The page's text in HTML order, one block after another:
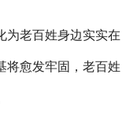
老百姓身边实实在
将愈发牢固，老百姓